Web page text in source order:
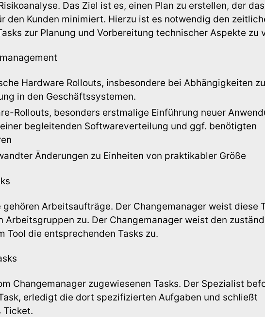
Das Ziel ist es, einen Plan zu erstellen, der
den Kunden minimiert. Hierzu ist es notwendig den
zur Planung und Vorbereitung technischer Aspekte zu
Hardware Rollouts, insbesondere bei Abhängigkeiten
in den Geschäftssystemen.
Rollouts, besonders erstmalige Einführung neuer
begleitenden Softwareverteilung und ggf. benötigten
Änderungen zu Einheiten von praktikabler Größe
gehören Arbeitsaufträge. Der Changemanager weist diese
Arbeitsgruppen zu. Der Changemanager weist den
Tool die entsprechenden Tasks zu.
Changemanager zugewiesenen Tasks. Der Spezialist
erledigt die dort spezifizierten Aufgaben und schließt
Ticket.